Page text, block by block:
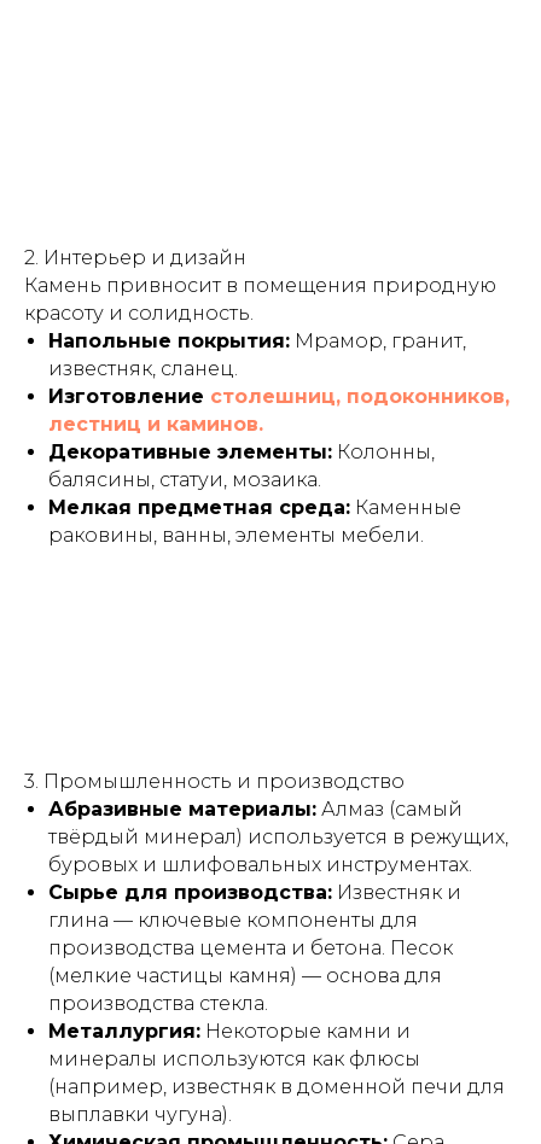
2. Интерьер и дизайн
Камень привносит в помещения природную
красоту и солидность.
Напольные покрытия: Мрамор, гранит,
известняк, сланец.
Изготовление столешниц, подоконников,
лестниц и каминов.
Декоративные элементы: Колонны,
балясины, статуи, мозаика.
Мелкая предметная среда: Каменные
раковины, ванны, элементы мебели.
3. Промышленность и производство
Абразивные материалы: Алмаз (самый
твёрдый минерал) используется в режущих,
буровых и шлифовальных инструментах.
Сырье для производства: Известняк и
глина — ключевые компоненты для
производства цемента и бетона. Песок
(мелкие частицы камня) — основа для
производства стекла.
Металлургия: Некоторые камни и
минералы используются как флюсы
(например, известняк в доменной печи для
выплавки чугуна).